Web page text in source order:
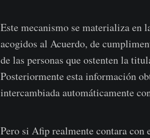
Este mecanismo se materializa en
acogidos al Acuerdo, de
de las personas que ostenten la
Posteriormente esta información
intercambiada automáticamente
Pero si Afip realmente contara con